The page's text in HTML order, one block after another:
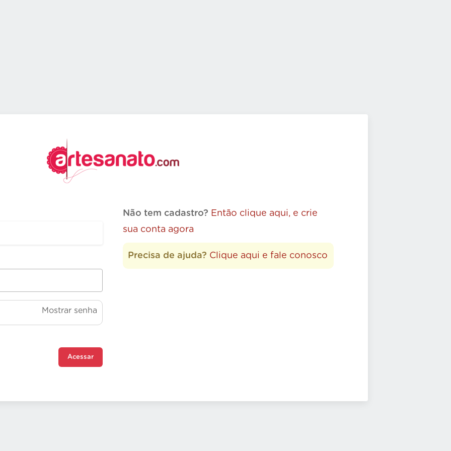
Mostrar senha
Acessar
Não tem cadastro? Então clique aqui, e crie
sua conta agora
Precisa de ajuda? Clique aqui e fale conosco